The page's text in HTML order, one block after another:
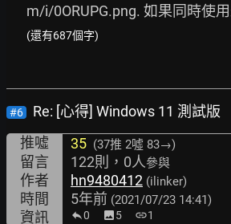
m/i/0ORUPG.png. 如果同時使
(還有687個字)
#6
Re: [心得] Windows 11 測試版
推噓
35 (37推 2噓 83→)
留言 122則，0人參與
作者 hn9480412 (ilinker)
時間 5年前 (2021/07/23 14:41)
資訊 0 image5 link1